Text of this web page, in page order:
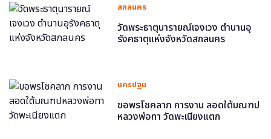
สกลนคร
วัดพระธาตุนารายณ์เจงเวง ตำนานอุ
รังคธาตุแห่งจังหวัดสกลนคร
นครปฐม
ขอพรโชคลาภ การงาน ลอดใต้มณฑป
หลวงพ่อทา วัดพะเนียงแตก